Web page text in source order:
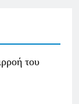
του